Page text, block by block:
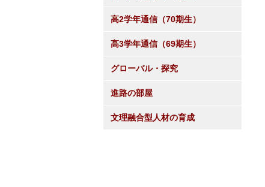
高2学年通信（70期生）
高3学年通信（69期生）
グローバル・探究
進路の部屋
文理融合型人材の育成